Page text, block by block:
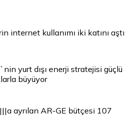
internet kullanımı iki katını aştı
yurt dışı enerji stratejisi güçlü
büyüyor
ayrılan AR-GE bütçesi 107